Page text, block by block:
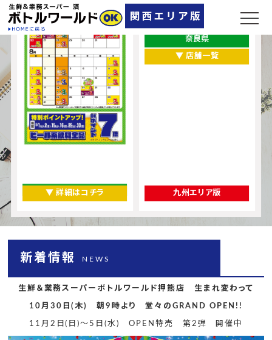
▼ 詳細はコチラ
兵庫県
大阪府
奈良県
▼ 店舗一覧
九州エリア版
新着情報 NEWS
生鮮＆業務スーパーボトルワールド押熊店 生まれ変わって
10月30日(木) 朝9時より 堂々のGRAND OPEN!!
11月2日(日)～5日(水) OPEN特売 第2弾 開催中